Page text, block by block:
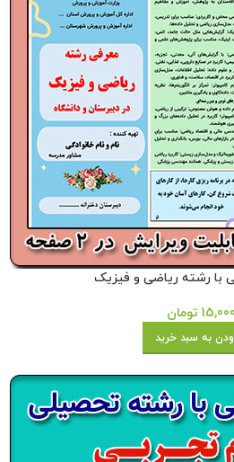
با رشته ریاضی و فیزیک
15,000 تومان
به سبد خرید